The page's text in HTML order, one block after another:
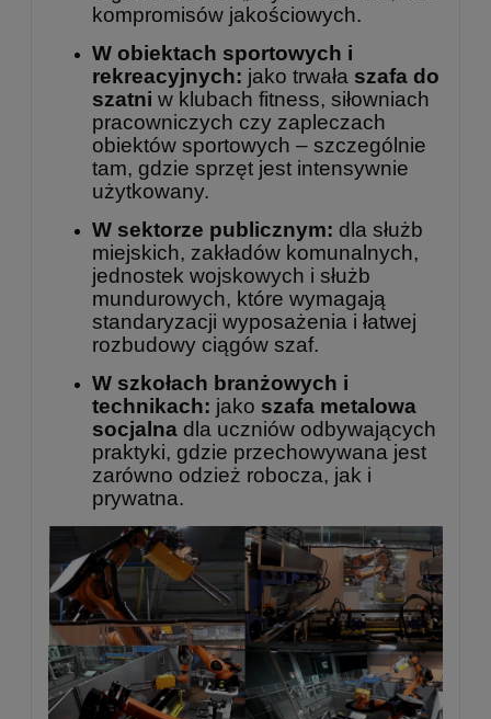
kompromisów jakościowych.
W obiektach sportowych i
rekreacyjnych: jako trwała szafa do
szatni w klubach fitness, siłowniach
pracowniczych czy zapleczach
obiektów sportowych – szczególnie
tam, gdzie sprzęt jest intensywnie
użytkowany.
W sektorze publicznym: dla służb
miejskich, zakładów komunalnych,
jednostek wojskowych i służb
mundurowych, które wymagają
standaryzacji wyposażenia i łatwej
rozbudowy ciągów szaf.
W szkołach branżowych i
technikach: jako szafa metalowa
socjalna dla uczniów odbywających
praktyki, gdzie przechowywana jest
zarówno odzież robocza, jak i
prywatna.